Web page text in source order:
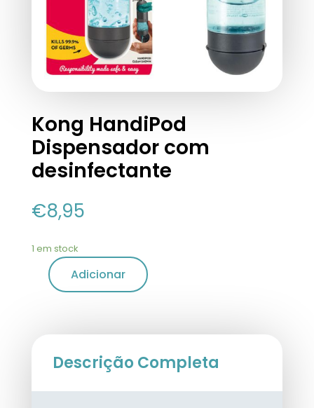
Kong HandiPod
Dispensador com
desinfectante
€8,95
1 em stock
Adicionar
Descrição Completa